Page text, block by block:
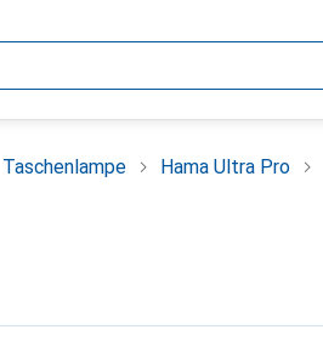
Taschenlampe Hama Ultra Pro